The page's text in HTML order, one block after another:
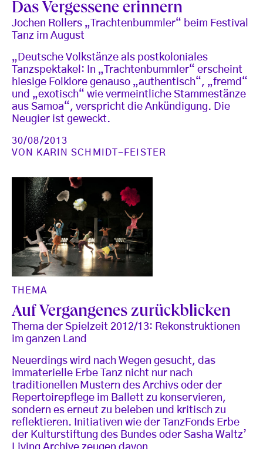
Das Vergessene erinnern
Jochen Rollers „Trachtenbummler“ beim Festival
Tanz im August
„Deutsche Volkstänze als postkoloniales
Tanzspektakel: In „Trachtenbummler“ erscheint
hiesige Folklore genauso „authentisch“, „fremd“
und „exotisch“ wie vermeintliche Stammestänze
aus Samoa“, verspricht die Ankündigung. Die
Neugier ist geweckt.
30/08/2013
VON
KARIN SCHMIDT-FEISTER
THEMA
Auf Vergangenes zurückblicken
Thema der Spielzeit 2012/13: Rekonstruktionen
im ganzen Land
Neuerdings wird nach Wegen gesucht, das
immaterielle Erbe Tanz nicht nur nach
traditionellen Mustern des Archivs oder der
Repertoirepflege im Ballett zu konservieren,
sondern es erneut zu beleben und kritisch zu
reflektieren. Initiativen wie der TanzFonds Erbe
der Kulturstiftung des Bundes oder Sasha Waltz’